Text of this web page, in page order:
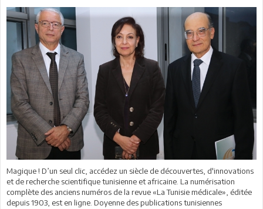
Magique ! D’un seul clic, accédez un siècle de découvertes, d'innovations
et de recherche scientifique tunisienne et africaine. La numérisation
complète des anciens numéros de la revue «La Tunisie médicale», éditée
depuis 1903, est en ligne. Doyenne des publications tunisiennes